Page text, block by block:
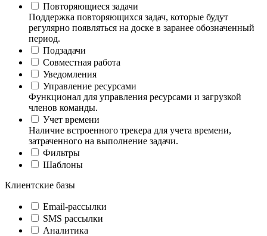
Повторяющиеся задачи
Поддержка повторяющихся задач, которые будут
регулярно появляться на доске в заранее обозначенный
период.
Подзадачи
Совместная работа
Уведомления
Управление ресурсами
Функционал для управления ресурсами и загрузкой
членов команды.
Учет времени
Наличие встроенного трекера для учета времени,
затраченного на выполнение задачи.
Фильтры
Шаблоны
Клиентские базы
Email-рассылки
SMS рассылки
Аналитика